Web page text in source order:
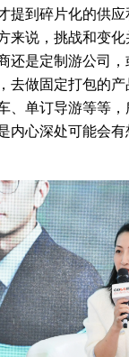
提到碎片化的供
来说，挑战和变
还是定制游公司
去做固定打包的
、单订导游等等
内心深处可能会